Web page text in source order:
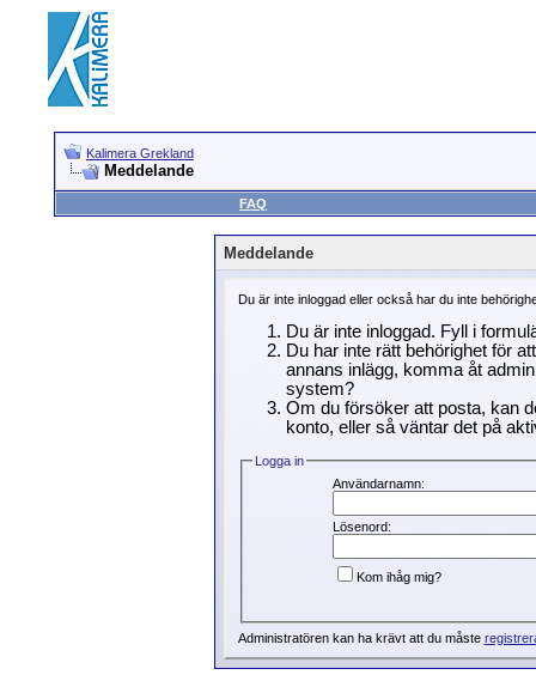
Kalimera Grekland
Meddelande
FAQ
Meddelande
Du är inte inloggad eller också har du inte
Du är inte inloggad. Fyll i
Du har inte rätt behörighet för
annans inlägg, komma åt
system?
Om du försöker att posta, kan
konto, eller så väntar det på
Logga in
Användarnamn:
Lösenord:
Kom ihåg mig?
Administratören kan ha krävt att du måste